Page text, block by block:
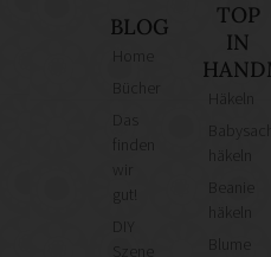
BLOG
finden
gut!
TOP
IN
häkeln